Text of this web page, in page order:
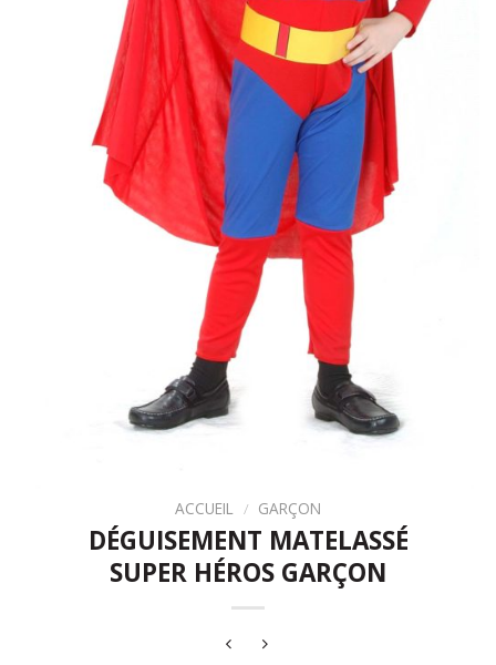
ACCUEIL / GARÇON
DÉGUISEMENT MATELASSÉ
SUPER HÉROS GARÇON